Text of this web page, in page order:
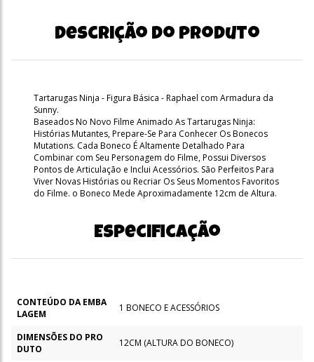
Descrição do produto
Tartarugas Ninja - Figura Básica - Raphael com Armadura da
Sunny.
Baseados No Novo Filme Animado As Tartarugas Ninja:
Histórias Mutantes, Prepare-Se Para Conhecer Os Bonecos
Mutations. Cada Boneco É Altamente Detalhado Para
Combinar com Seu Personagem do Filme, Possui Diversos
Pontos de Articulação e Inclui Acessórios. São Perfeitos Para
Viver Novas Histórias ou Recriar Os Seus Momentos Favoritos
do Filme. o Boneco Mede Aproximadamente 12cm de Altura.
Especificação
CONTEÚDO DA EMBA
LAGEM
1 BONECO E ACESSÓRIOS
DIMENSÕES DO PRO
DUTO
12CM (ALTURA DO BONECO)